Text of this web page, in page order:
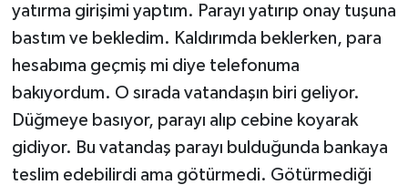
yatırma girişimi yaptım. Parayı yatırıp onay tuşuna
bastım ve bekledim. Kaldırımda beklerken, para
hesabıma geçmiş mi diye telefonuma
bakıyordum. O sırada vatandaşın biri geliyor.
Düğmeye basıyor, parayı alıp cebine koyarak
gidiyor. Bu vatandaş parayı bulduğunda bankaya
teslim edebilirdi ama götürmedi. Götürmediği